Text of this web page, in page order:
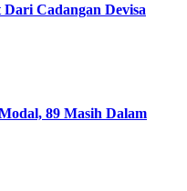
Cadangan Devisa
89 Masih Dalam